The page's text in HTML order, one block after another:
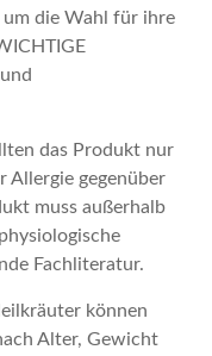
die Wahl für ihre
das Produkt nur
Allergie gegenüber
muss außerhalb
Fachliteratur.
können
Alter, Gewicht